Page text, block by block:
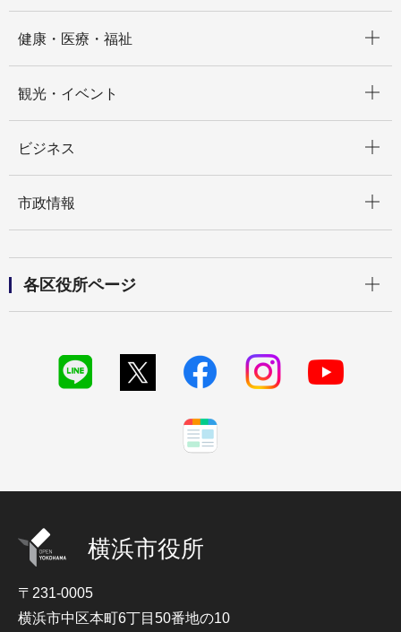
健康・医療・福祉
観光・イベント
ビジネス
市政情報
各区役所ページ
横浜市役所
〒231-0005
横浜市中区本町6丁目50番地の10